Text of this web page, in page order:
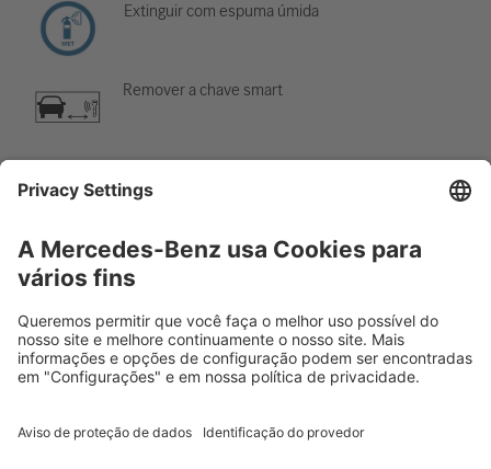
Extinguir com espuma úmida
Remover a chave smart
Perigo, baixa temperatura